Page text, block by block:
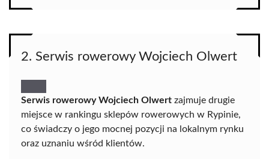
2. Serwis rowerowy Wojciech Olwert
Serwis rowerowy Wojciech Olwert zajmuje drugie
miejsce w rankingu sklepów rowerowych w Rypinie,
co świadczy o jego mocnej pozycji na lokalnym rynku
oraz uznaniu wśród klientów.